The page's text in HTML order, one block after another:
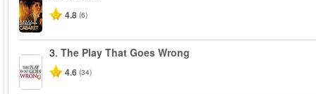
4.8 (6)
3. The Play That Goes Wrong
4.6 (34)